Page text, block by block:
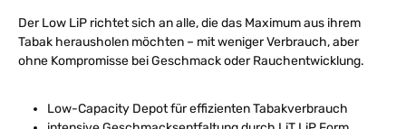
Der Low LiP richtet sich an alle, die das Maximum aus ihrem
Tabak herausholen möchten – mit weniger Verbrauch, aber
ohne Kompromisse bei Geschmack oder Rauchentwicklung.
Low-Capacity Depot für effizienten Tabakverbrauch